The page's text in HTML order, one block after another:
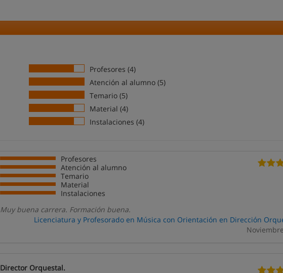
Profesores (4)
Atención al alumno (5)
Temario (5)
Material (4)
Instalaciones (4)
Profesores
Atención al alumno
Temario
Material
Instalaciones
Muy buena carrera. Formación buena.
Licenciatura y Profesorado en Música con Orientación en Dirección
Director Orquestal.